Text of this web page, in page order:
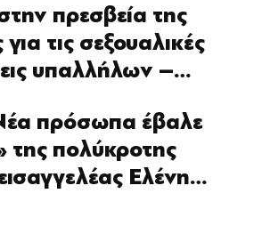
πρεσβεία της
τις σεξουαλικές
υπαλλήλων –…
πρόσωπα έβαλε
της πολύκροτης
Ελένη…